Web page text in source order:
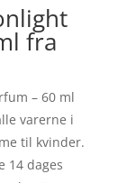
fra
– 60 ml
varerne i
til kvinder.
14 dages